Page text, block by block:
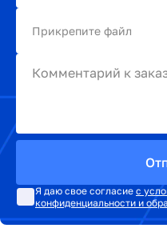
Прикрепите файл
Комментарий к
Я даю свое согласие с
конфиденциальности и